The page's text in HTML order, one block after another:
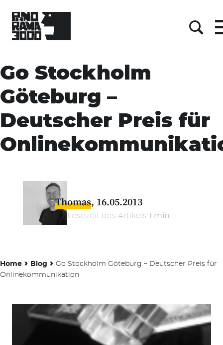
content
Go Stockholm
Göteburg –
Deutscher Preis für
Thomas 16.05.2013
Lesezeit des Artikels 1 min
Home › Blog › Go Stockholm Göteburg – Deutscher Preis für
Onlinekommunikation